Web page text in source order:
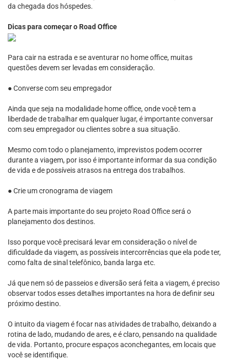
da chegada dos hóspedes.
Dicas para começar o Road Office
Para cair na estrada e se aventurar no home office, muitas
questões devem ser levadas em consideração.
● Converse com seu empregador
Ainda que seja na modalidade home office, onde você tem a
liberdade de trabalhar em qualquer lugar, é importante conversar
com seu empregador ou clientes sobre a sua situação.
Mesmo com todo o planejamento, imprevistos podem ocorrer
durante a viagem, por isso é importante informar da sua condição
de vida e de possíveis atrasos na entrega dos trabalhos.
● Crie um cronograma de viagem
A parte mais importante do seu projeto Road Office será o
planejamento dos destinos.
Isso porque você precisará levar em consideração o nível de
dificuldade da viagem, as possíveis intercorrências que ela pode ter,
como falta de sinal telefônico, banda larga etc.
Já que nem só de passeios e diversão será feita a viagem, é preciso
observar todos esses detalhes importantes na hora de definir seu
próximo destino.
O intuito da viagem é focar nas atividades de trabalho, deixando a
rotina de lado, mudando de ares, e é claro, pensando na qualidade
de vida. Portanto, procure espaços aconchegantes, em locais que
você se identifique.